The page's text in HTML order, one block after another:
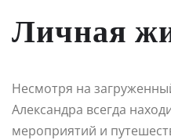
Личная
Несмотря на
Александра всегда
мероприятий и